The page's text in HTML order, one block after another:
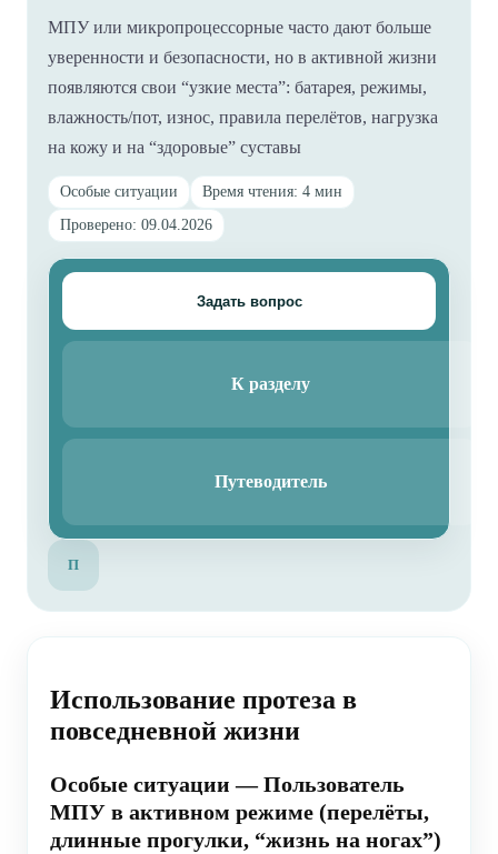
МПУ или микропроцессорные часто дают больше
уверенности и безопасности, но в активной жизни
появляются свои “узкие места”: батарея, режимы,
влажность/пот, износ, правила перелётов, нагрузка
на кожу и на “здоровые” суставы
Особые ситуации
Время чтения: 4 мин
Проверено: 09.04.2026
Задать вопрос
К разделу
Путеводитель
П
Использование протеза в
повседневной жизни
Особые ситуации — Пользователь
МПУ в активном режиме (перелёты,
длинные прогулки, “жизнь на ногах”)